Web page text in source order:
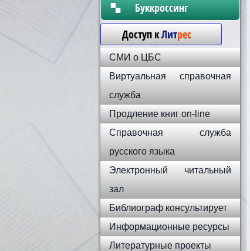
Бyккpoccинг
Доступ кЛитрес
СМИ о ЦБС
Виртуальная справочная
служба
Продление книг on-line
Справочная служба
русского языка
Электронный читальный
зал
Библиограф консультирует
Информационные ресурсы
Литературные проекты